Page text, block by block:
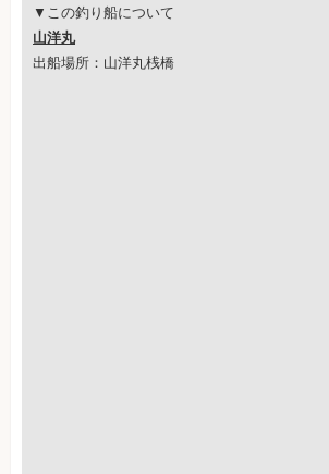
▼この釣り船について
山洋丸
出船場所：山洋丸桟橋